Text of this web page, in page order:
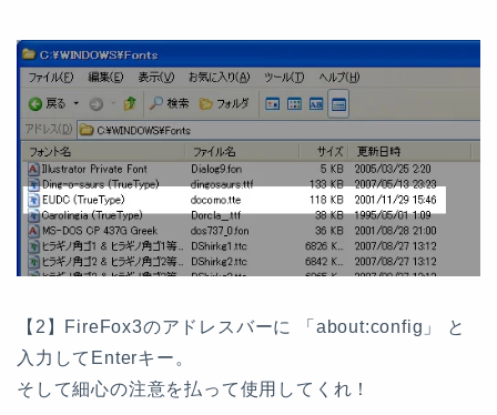
【2】FireFox3のアドレスバーに 「about:config」 と
入力してEnterキー。
そして細心の注意を払って使用してくれ！